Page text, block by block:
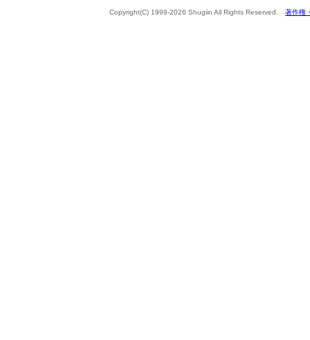
Copyright(C) 1999-2026 Shugiin All Rights Reserved. 著作権